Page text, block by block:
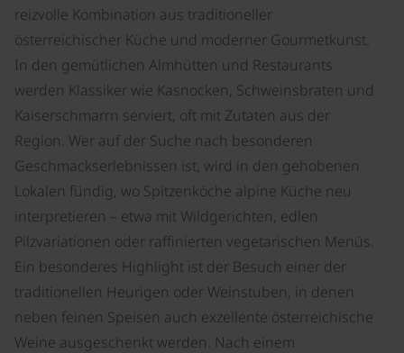
reizvolle Kombination aus traditioneller
österreichischer Küche und moderner Gourmetkunst.
In den gemütlichen Almhütten und Restaurants
werden Klassiker wie Kasnocken, Schweinsbraten und
Kaiserschmarrn serviert, oft mit Zutaten aus der
Region. Wer auf der Suche nach besonderen
Geschmackserlebnissen ist, wird in den gehobenen
Lokalen fündig, wo Spitzenköche alpine Küche neu
interpretieren – etwa mit Wildgerichten, edlen
Pilzvariationen oder raffinierten vegetarischen Menüs.
Ein besonderes Highlight ist der Besuch einer der
traditionellen Heurigen oder Weinstuben, in denen
neben feinen Speisen auch exzellente österreichische
Weine ausgeschenkt werden. Nach einem